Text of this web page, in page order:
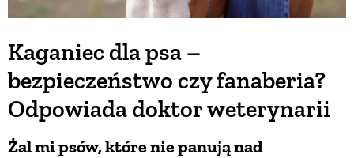
Kaganiec dla psa –
bezpieczeństwo czy fanaberia?
Odpowiada doktor weterynarii
Żal mi psów, które nie panują nad